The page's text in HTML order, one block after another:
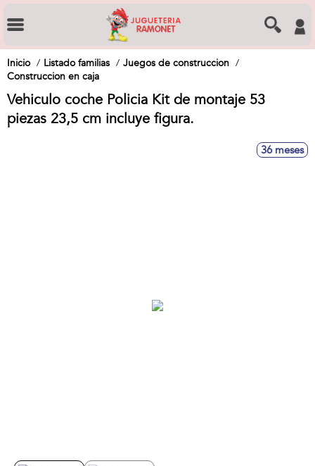
Inicio Listado familias
Juegos de construccion
Construccion en caja
Vehiculo coche Policia Kit de montaje 53
piezas 23,5 cm incluye figura.
36 meses